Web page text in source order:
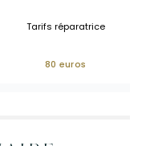
Tarifs réparatrice
80 euros